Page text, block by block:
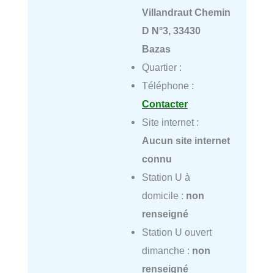
Villandraut Chemin
D N°3, 33430
Bazas
Quartier :
Téléphone :
Contacter
Site internet :
Aucun site internet
connu
Station U à
domicile : non
renseigné
Station U ouvert
dimanche : non
renseigné